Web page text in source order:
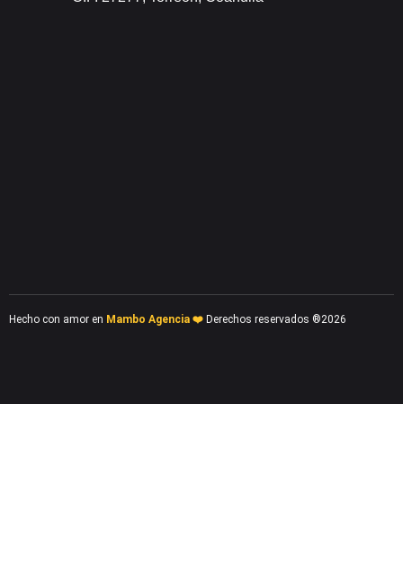
Hecho con amor en Mambo Agencia ❤️ Derechos reservados ®2026